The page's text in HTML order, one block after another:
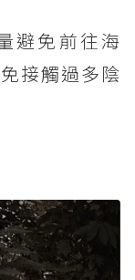
避免前往海
接觸過多陰